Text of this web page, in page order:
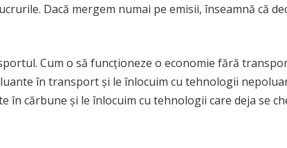
Dacă mergem numai pe emisii, înseamnă că
Cum o să funcționeze o economie fără
în transport și le înlocuim cu tehnologii
cărbune și le înlocuim cu tehnologii care deja se